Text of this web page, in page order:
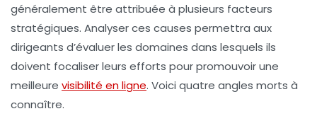
généralement être attribuée à plusieurs facteurs
stratégiques. Analyser ces causes permettra aux
dirigeants d’évaluer les domaines dans lesquels ils
doivent focaliser leurs efforts pour promouvoir une
meilleure visibilité en ligne. Voici quatre angles morts à
connaître.